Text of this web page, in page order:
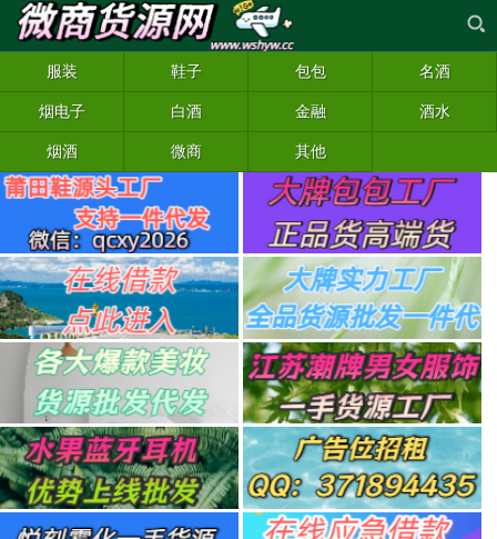
服装 鞋子 包包 名酒
烟电子 白酒 金融 酒水
烟酒 微商 其他